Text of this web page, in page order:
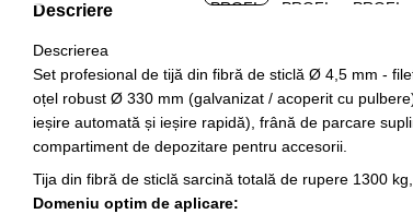
Descriere
Descrierea
Set profesional de tijă din fibră de sticlă Ø 4,5 mm -
oțel robust Ø 330 mm (galvanizat / acoperit cu
ieșire automată și ieșire rapidă), frână de parcare
compartiment de depozitare pentru accesorii.
Tija din fibră de sticlă sarcină totală de rupere 1300
Domeniu optim de aplicare: